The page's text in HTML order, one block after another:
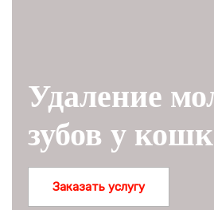
Удаление
зубов у
Заказать услугу